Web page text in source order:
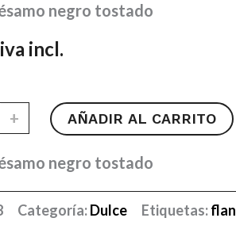
negro tostado
iva incl.
+ AÑADIR AL CARRITO
negro tostado
Categoría:Dulce Etiquetas:flan